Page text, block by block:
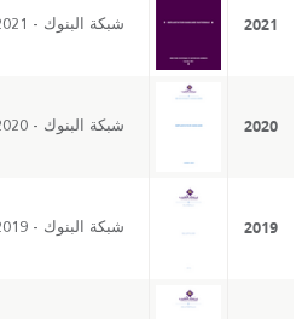
2021 شبكة البنوك - 2021
2020 شبكة البنوك - 2020
2019 شبكة البنوك - 2019